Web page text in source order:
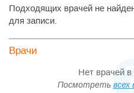
Подходящих врачей не
для записи.
Врачи
Нет врачей в
Посмотреть всех